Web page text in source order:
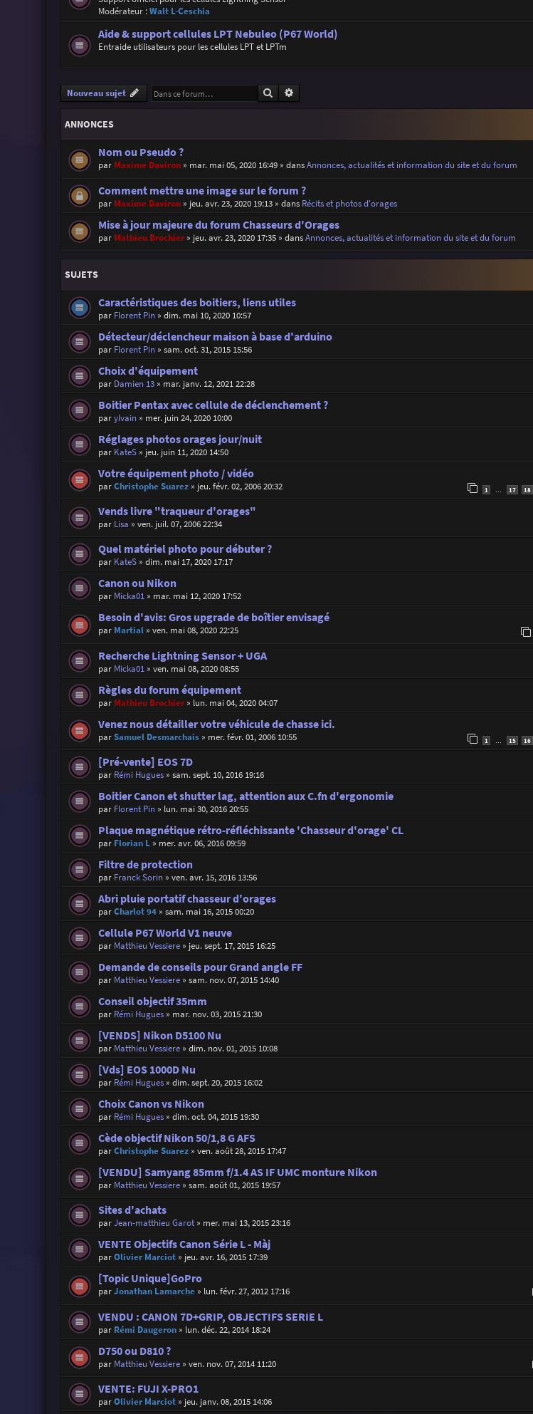
Modérateur :Walt L-Ceschia
Aide & support cellules LPT Nebuleo (P67 World)
Entraide utilisateurs pour les cellules LPT et LPTm
Nouveau sujet Rechercher
ANNONCES
Nom ou Pseudo ?
par Maxime Daviron» mar. mai 05, 2020 16:49» dansAnnonces, actualités et information du site et du forum
Comment mettre une image sur le forum ?
par Maxime Daviron» jeu. avr. 23, 2020 19:13» dans Récits et photos d'orages
Mise à jour majeure du forum Chasseurs d'Orages
par Mathieu Brochier» jeu. avr. 23, 2020 17:35» dansAnnonces, actualités et information du site et du forum
SUJETS
Caractéristiques des boitiers, liens utiles
par Florent Pin» dim. mai 10, 2020 10:57
Détecteur/déclencheur maison à base d'arduino
par Florent Pin» sam. oct. 31, 2015 15:56
Choix d'équipement
par Damien 13» mar. janv. 12, 2021 22:28
Boitier Pentax avec cellule de déclenchement ?
parylvain» mer. juin 24, 2020 10:00
Réglages photos orages jour/nuit
par KateS» jeu. juin 11, 2020 14:50
Votre équipement photo / vidéo
parChristophe Suarez» jeu. févr. 02, 2006 20:32 1 17 18
Vends livre "traqueur d'orages"
par Lisa » ven. juil. 07, 2006 22:34
Quel matériel photo pour débuter ?
par KateS» dim. mai 17, 2020 17:17
Canon ou Nikon
par Micka01» mar. mai 12, 2020 17:52
Besoin d'avis: Gros upgrade de boîtier envisagé
par Martial» ven. mai 08, 2020 22:25
Recherche Lightning Sensor + UGA
par Micka01» ven. mai 08, 2020 08:55
Règles du forum équipement
par Mathieu Brochier» lun. mai 04, 2020 04:07
Venez nous détailler votre véhicule de chasse ici.
parSamuel Desmarchais» mer. févr. 01, 2006 10:55 1 15 16
[Pré-vente] EOS 7D
par Rémi Hugues» sam. sept. 10, 2016 19:16
Boitier Canon et shutter lag, attention aux C.fn d'ergonomie
par Florent Pin» lun. mai 30, 2016 20:55
Plaque magnétique rétro-réfléchissante 'Chasseur d'orage' CL
par Florian L» mer. avr. 06, 2016 09:59
Filtre de protection
par Franck Sorin» ven. avr. 15, 2016 13:56
Abri pluie portatif chasseur d'orages
parCharlot 94» sam. mai 16, 2015 00:20
Cellule P67 World V1 neuve
par Matthieu Vessiere» jeu. sept. 17, 2015 16:25
Demande de conseils pour Grand angle FF
par Matthieu Vessiere» sam. nov. 07, 2015 14:40
Conseil objectif 35mm
par Rémi Hugues» mar. nov. 03, 2015 21:30
[VENDS] Nikon D5100 Nu
par Matthieu Vessiere» dim. nov. 01, 2015 10:08
[Vds] EOS 1000D Nu
par Rémi Hugues» dim. sept. 20, 2015 16:02
Choix Canon vs Nikon
par Rémi Hugues» dim. oct. 04, 2015 19:30
Cède objectif Nikon 50/1,8 G AFS
parChristophe Suarez» ven. août 28, 2015 17:47
[VENDU] Samyang 85mm f/1.4 AS IF UMC monture Nikon
par Matthieu Vessiere» sam. août 01, 2015 19:57
Sites d'achats
parJean-matthieu Garot» mer. mai 13, 2015 23:16
VENTE Objectifs Canon Série L - Màj
parOlivier Marciot» jeu. avr. 16, 2015 17:39
[Topic Unique]GoPro
parJonathan Lamarche» lun. févr. 27, 2012 17:16
VENDU : CANON 7D+GRIP, OBJECTIFS SERIE L
par Rémi Daugeron» lun. déc. 22, 2014 18:24
D750 ou D810 ?
par Matthieu Vessiere» ven. nov. 07, 2014 11:20
VENTE: FUJI X-PRO1
parOlivier Marciot» jeu. janv. 08, 2015 14:06